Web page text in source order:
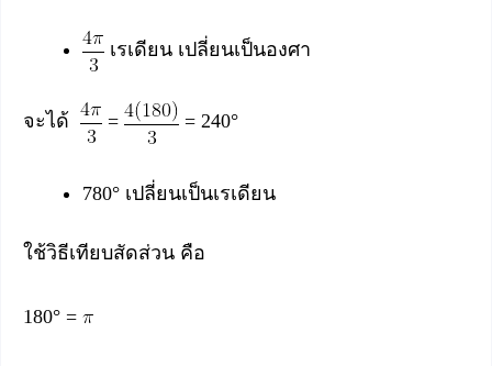
เรเดียน เปลี่ยนเป็นองศา
จะได้ = = 240°
780° เปลี่ยนเป็นเรเดียน
ใช้วิธีเทียบสัดส่วน คือ
180° =